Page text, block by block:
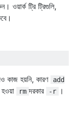
ওয়ার্ক ট্রি ট্রিগুলি,
কাজ হয়নি, কারণ
add
rm দরকার -r
।